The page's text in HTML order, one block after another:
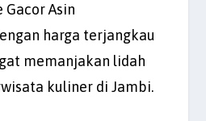
Asin
harga terjangkau
memanjakan lidah
kuliner di Jambi.